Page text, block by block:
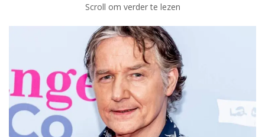
Scroll om verder te lezen